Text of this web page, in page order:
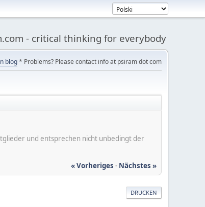
- critical thinking for everybody
blog* Problems? Please contact info at psiram dot com
und entsprechen nicht unbedingt der
« Vorheriges - Nächstes »
DRUCKEN